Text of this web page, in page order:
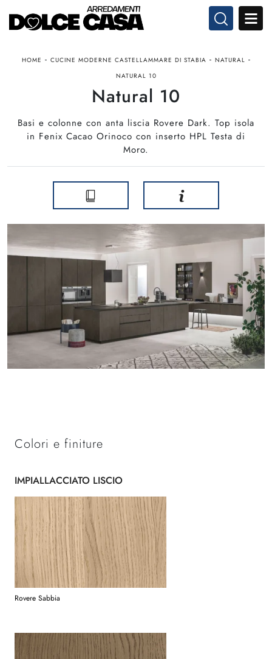
HOME - CUCINE MODERNE CASTELLAMMARE DI STABIA - NATURAL -
NATURAL 10
Natural 10
Basi e colonne con anta liscia Rovere Dark. Top isola
in Fenix Cacao Orinoco con inserto HPL Testa di
Moro.
Colori e finiture
IMPIALLACCIATO LISCIO
Rovere Sabbia